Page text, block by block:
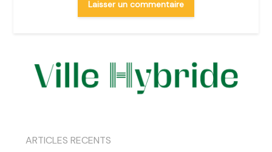
ARTICLES RECENTS